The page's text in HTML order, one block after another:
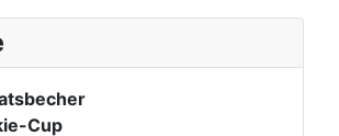
Cup